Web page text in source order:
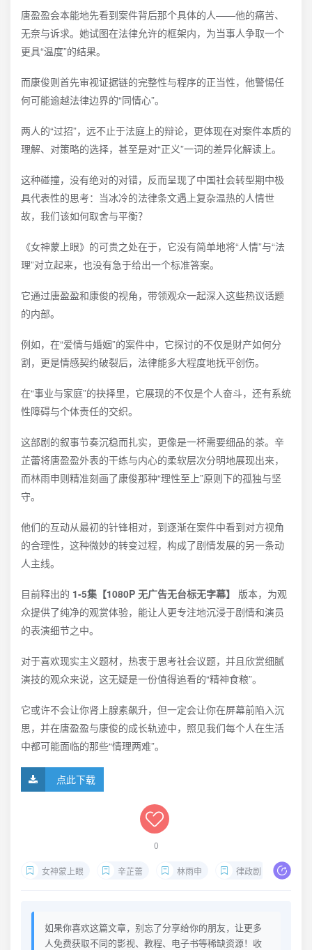
唐盈盈会本能地先看到案件背后那个具体的人——他的痛苦、
无奈与诉求。她试图在法律允许的框架内，为当事人争取一个
更具“温度”的结果。
而康俊则首先审视证据链的完整性与程序的正当性，他警惕任
何可能逾越法律边界的“同情心”。
两人的“过招”，远不止于法庭上的辩论，更体现在对案件本质的
理解、对策略的选择，甚至是对“正义”一词的差异化解读上。
这种碰撞，没有绝对的对错，反而呈现了中国社会转型期中极
具代表性的思考：当冰冷的法律条文遇上复杂温热的人情世
故，我们该如何取舍与平衡？
《女神蒙上眼》的可贵之处在于，它没有简单地将“人情”与“法
理”对立起来，也没有急于给出一个标准答案。
它通过唐盈盈和康俊的视角，带领观众一起深入这些热议话题
的内部。
例如，在“爱情与婚姻”的案件中，它探讨的不仅是财产如何分
割，更是情感契约破裂后，法律能多大程度地抚平创伤。
在“事业与家庭”的抉择里，它展现的不仅是个人奋斗，还有系统
性障碍与个体责任的交织。
这部剧的叙事节奏沉稳而扎实，更像是一杯需要细品的茶。辛
芷蕾将唐盈盈外表的干练与内心的柔软层次分明地展现出来，
而林雨申则精准刻画了康俊那种“理性至上”原则下的孤独与坚
守。
他们的互动从最初的针锋相对，到逐渐在案件中看到对方视角
的合理性，这种微妙的转变过程，构成了剧情发展的另一条动
人主线。
目前释出的 1-5集【1080P 无广告无台标无字幕】
版本，为观
众提供了纯净的观赏体验，能让人更专注地沉浸于剧情和演员
的表演细节之中。
对于喜欢现实主义题材，热衷于思考社会议题，并且欣赏细腻
演技的观众来说，这无疑是一份值得追看的“精神食粮”。
它或许不会让你肾上腺素飙升，但一定会让你在屏幕前陷入沉
思，并在唐盈盈与康俊的成长轨迹中，照见我们每个人在生活
中都可能面临的那些“情理两难”。
点此下载
0
女神蒙上眼 辛芷蕾 林雨申 律政剧
如果你喜欢这篇文章，别忘了分享给你的朋友，让更多
人免费获取不同的影视、教程、电子书等稀缺资源！收